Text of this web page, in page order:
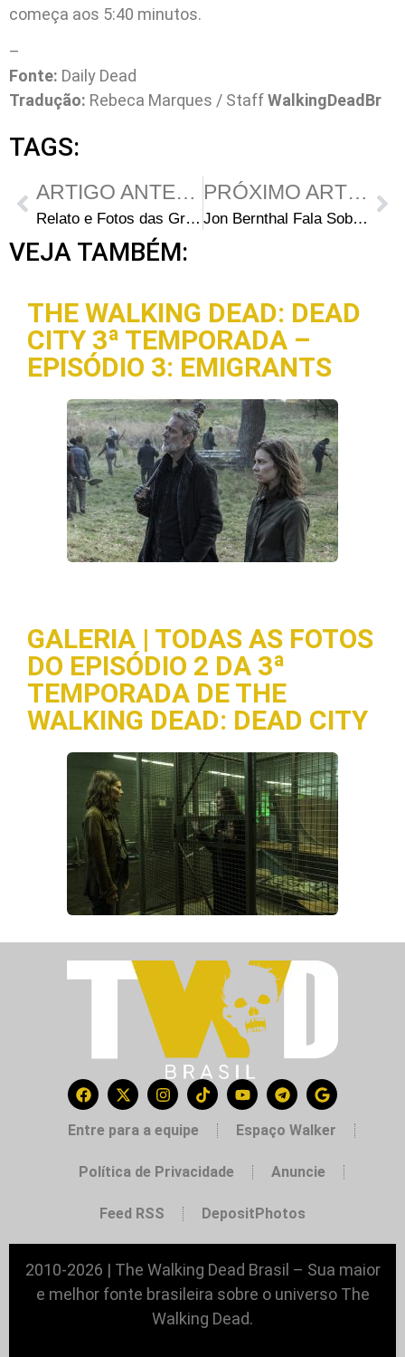
começa aos 5:40 minutos.
–
Fonte: Daily Dead
Tradução: Rebeca Marques / StaffWalkingDeadBr
TAGS:
ARTIGO ANTERIOR
Relato e Fotos das Gravações e Locações da 3ª Temporada
PRÓXIMO ARTIGO
Jon Bernthal Fala Sobre Shane e dá uma Prévia de “L.A. Noir”
VEJA TAMBÉM:
THE WALKING DEAD: DEAD
CITY 3ª TEMPORADA –
EPISÓDIO 3: EMIGRANTS
GALERIA | TODAS AS FOTOS
DO EPISÓDIO 2 DA 3ª
TEMPORADA DE THE
WALKING DEAD: DEAD CITY
Entre para a equipe Espaço Walker
Política de Privacidade Anuncie
Feed RSS DepositPhotos
2010-2026 | The Walking Dead Brasil – Sua maior
e melhor fonte brasileira sobre o universo The
Walking Dead.